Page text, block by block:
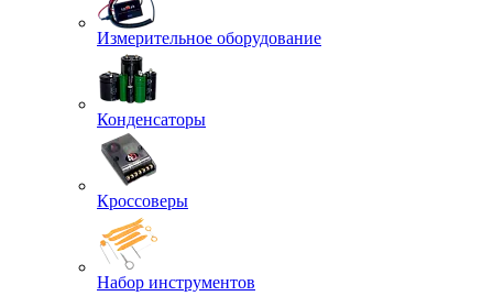
Измерительное оборудование
Конденсаторы
Кроссоверы
Набор инструментов